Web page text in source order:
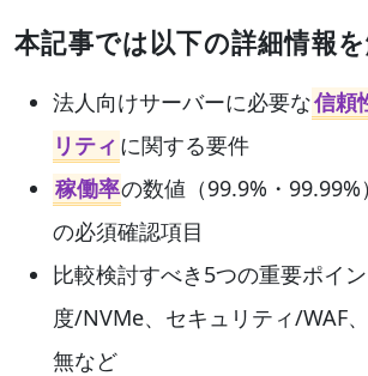
本記事では以下の詳細情報
法人向けサーバーに必要な信頼
リティ に関する要件
稼働率の数値（99.9%・99.99%
の必須確認項目
比較検討すべき5つの重要ポイ
度/NVMe、セキュリティ/WAF
無など